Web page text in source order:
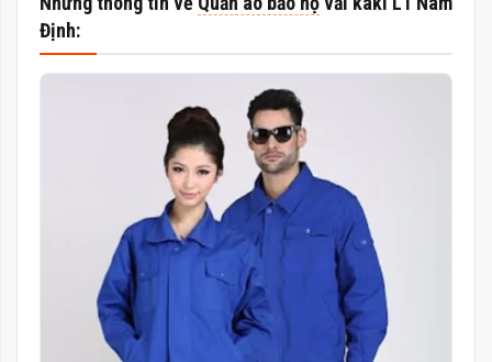
Định: